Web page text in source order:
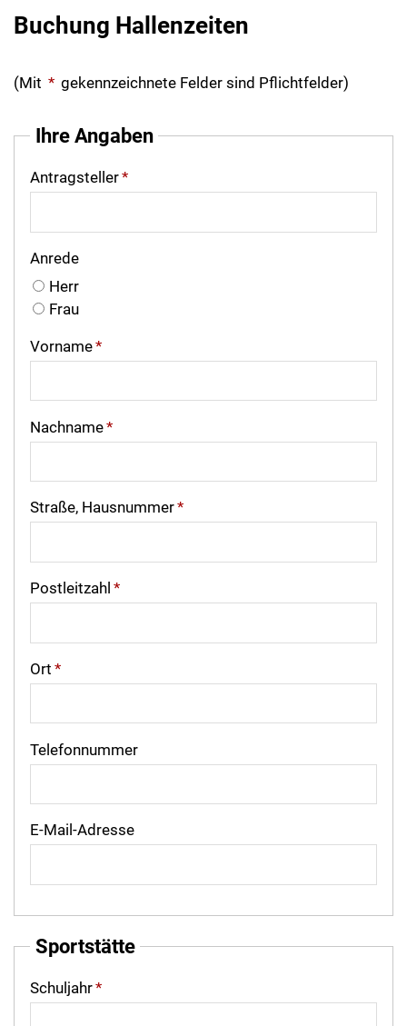
Buchung Hallenzeiten
(Mit * gekennzeichnete Felder sind Pflichtfelder)
Ihre Angaben
Antragsteller*
Anrede
Herr
Frau
Vorname*
Nachname*
Straße, Hausnummer*
Postleitzahl *
Ort *
Telefonnummer
E-Mail-Adresse
Sportstätte
Schuljahr*